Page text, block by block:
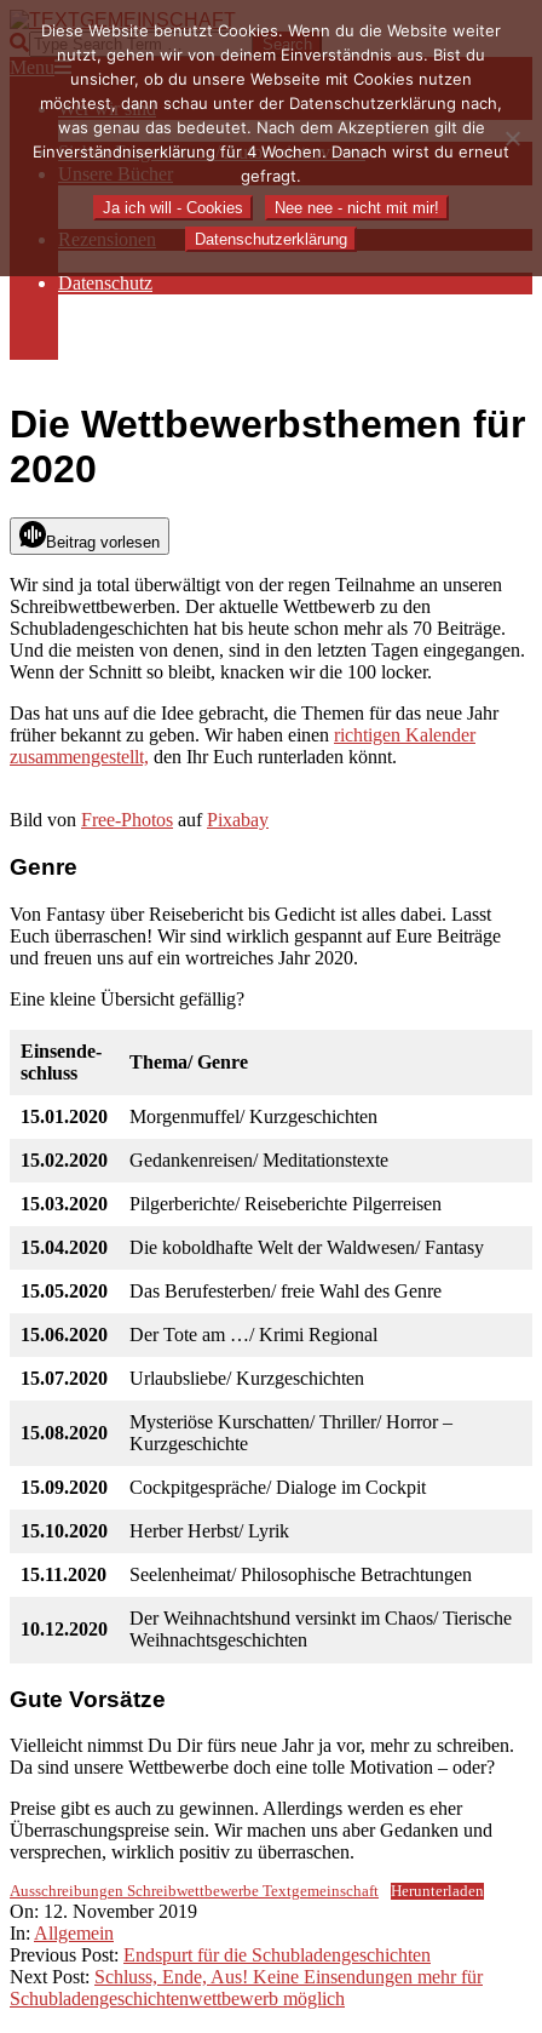
Skip
to
content
TEXTGEMEINSCHAFT
Search
Primary
Navigation
Menu
Menu
Wer wir sind
Die Hauptakteurinnen
Sieben Fragen an… / Autoreninterviews
Unsere Bücher
Autorenservices
Autorenprofile
Rezensionen
Datenschutz
Die Wettbewerbsthemen für
2020
Beitrag vorlesen
Wir sind ja total überwältigt von der regen Teilnahme an unseren
Schreibwettbewerben. Der aktuelle Wettbewerb zu den
Schubladengeschichten hat bis heute schon mehr als 70 Beiträge.
Und die meisten von denen, sind in den letzten Tagen eingegangen.
Wenn der Schnitt so bleibt, knacken wir die 100 locker.
Das hat uns auf die Idee gebracht, die Themen für das neue Jahr
früher bekannt zu geben. Wir haben einen richtigen Kalender
zusammengestellt, den Ihr Euch runterladen könnt.
Bild von Free-Photos aufPixabay
Genre
Von Fantasy über Reisebericht bis Gedicht ist alles dabei. Lasst
Euch überraschen! Wir sind wirklich gespannt auf Eure Beiträge
und freuen uns auf ein wortreiches Jahr 2020.
Eine kleine Übersicht gefällig?
Einsende-
schluss
Thema/ Genre
15.01.2020 Morgenmuffel/ Kurzgeschichten
15.02.2020 Gedankenreisen/ Meditationstexte
15.03.2020 Pilgerberichte/ Reiseberichte Pilgerreisen
15.04.2020 Die koboldhafte Welt der Waldwesen/ Fantasy
15.05.2020 Das Berufesterben/ freie Wahl des Genre
15.06.2020 Der Tote am …/ Krimi Regional
15.07.2020 Urlaubsliebe/ Kurzgeschichten
15.08.2020
Mysteriöse Kurschatten/ Thriller/ Horror –
Kurzgeschichte
15.09.2020 Cockpitgespräche/ Dialoge im Cockpit
15.10.2020 Herber Herbst/ Lyrik
15.11.2020 Seelenheimat/ Philosophische Betrachtungen
10.12.2020
Der Weihnachtshund versinkt im Chaos/ Tierische
Weihnachtsgeschichten
Gute Vorsätze
Vielleicht nimmst Du Dir fürs neue Jahr ja vor, mehr zu schreiben.
Da sind unsere Wettbewerbe doch eine tolle Motivation – oder?
Preise gibt es auch zu gewinnen. Allerdings werden es eher
Überraschungspreise sein. Wir machen uns aber Gedanken und
versprechen, wirklich positiv zu überraschen.
Ausschreibungen Schreibwettbewerbe Textgemeinschaft Herunterladen
2019-
11-
12
On: 12. November 2019
In: Allgemein
Previous Post: Endspurt für die Schubladengeschichten
Next Post: Schluss, Ende, Aus! Keine Einsendungen mehr für
Schubladengeschichtenwettbewerb möglich
Diese Website benutzt Cookies. Wenn du die Website weiter
nutzt, gehen wir von deinem Einverständnis aus. Bist du
unsicher, ob du unsere Webseite mit Cookies nutzen
möchtest, dann schau unter der Datenschutzerklärung nach,
was genau das bedeutet. Nach dem Akzeptieren gilt die
Einverständniserklärung für 4 Wochen. Danach wirst du erneut
gefragt.
Ja ich will - Cookies
Nee nee - nicht mit mir!
Datenschutzerklärung